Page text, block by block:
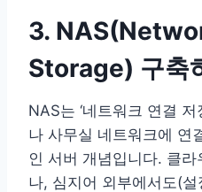
3.
Storage) 구축
NAS는 ‘네트워크 연결
나 사무실 네트워크에 연
인 서버 개념입니다. 클
나, 심지어 외부에서도(